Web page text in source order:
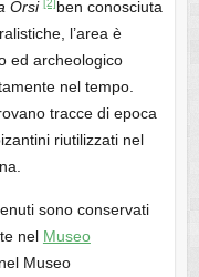
Orsi [2]ben conosciuta
l’area è
ed archeologico
nel tempo.
tracce di epoca
riutilizzati nel
sono conservati
nel Museo
Museo